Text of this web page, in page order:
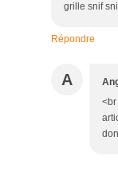
grille snif
Répondre
A